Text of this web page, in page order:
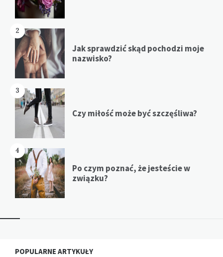
2
Jak sprawdzić skąd pochodzi moje
nazwisko?
3
Czy miłość może być szczęśliwa?
4
Po czym poznać, że jesteście w
związku?
Widgets
POPULARNE ARTYKUŁY